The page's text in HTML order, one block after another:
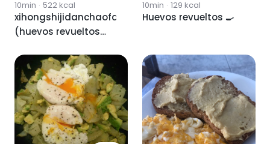
10min · 522kcal
xihongshijidanchaofan
(huevos revueltos
10min · 129 kcal
Huevos revueltos 🍳